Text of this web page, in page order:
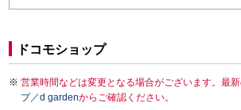
ドコモショップ
営業時間などは変更となる場合がございます。最
プ／d gardenからご確認ください。